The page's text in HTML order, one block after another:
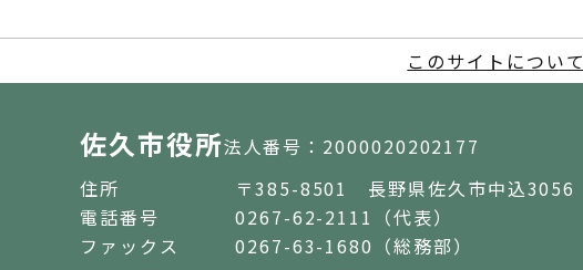
このサイトについて
佐久市役所法人番号：2000020202177
住所
〒385-8501 長野県佐久市中込3056
電話番号
0267-62-2111（代表）
ファックス
0267-63-1680（総務部）